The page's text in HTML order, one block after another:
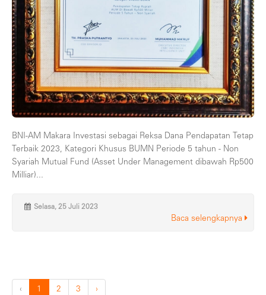
BNI-AM Makara Investasi sebagai Reksa Dana Pendapatan Tetap
Terbaik 2023, Kategori Khusus BUMN Periode 5 tahun - Non
Syariah Mutual Fund (Asset Under Management dibawah Rp500
Milliar)...
Selasa, 25 Juli 2023
Baca selengkapnya
‹ 1 2 3 ›